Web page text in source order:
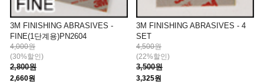
3M FINISHING ABRASIVES -
FINE(1단계용)PN2604
4,000원
(30%할인)
2,800원
2,660원
3M FINISHING ABRASIVES - 4
SET
4,500원
(22%할인)
3,500원
3,325원